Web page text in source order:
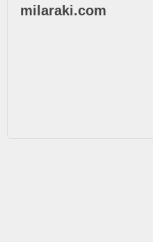
milaraki.com